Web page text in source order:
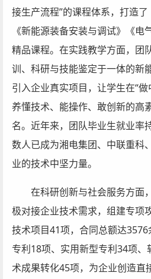
接生产流程”的课程体系，打造了
《新能源装备安装与调试》《电
精品课程。在实践教学方面，团
训、科研与技能鉴定于一体的新
引入企业真实项目，让学生在“
养懂技术、能操作、敢创新的高
名。近年来，团队毕业生就业率
数人已成为湘电集团、中联重科
业的技术中坚力量。
在科研创新与社会服务方面
极对接企业技术需求，组建专项
技术项目41项，合同总额达
专利18项、实用新型专利34项
术成果转化45项，为企业创造直